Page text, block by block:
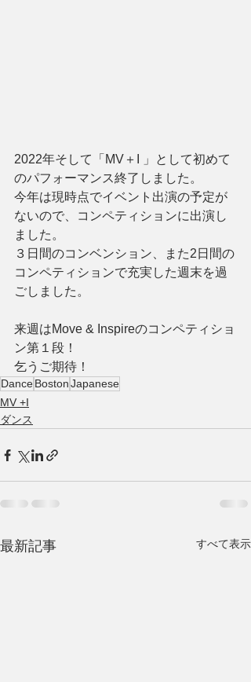
2022年そして「MV＋I 」として初めて
のパフォーマンス終了しました。
今年は現時点でイベント出演の予定が
ないので、コンペティションに出演し
ました。
３日間のコンベンション、また2日間の
コンペティションで充実した週末を過
ごしました。
来週はMove & Inspireのコンペティショ
ン第１段！
乞うご期待！
DanceBostonJapanese
MV +I
ダンス
最新記事 すべて表示